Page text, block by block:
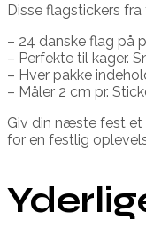
Disse flagstickers
– 24 danske flag på
– Perfekte til kager.
– Hver pakke
– Måler 2 cm pr.
Giv din næste fest et
for en festlig